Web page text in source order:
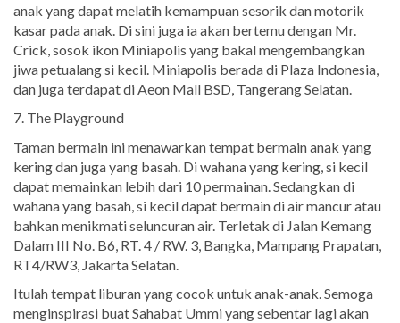
anak yang dapat melatih kemampuan sesorik dan motorik
kasar pada anak. Di sini juga ia akan bertemu dengan Mr.
Crick, sosok ikon Miniapolis yang bakal mengembangkan
jiwa petualang si kecil. Miniapolis berada di Plaza Indonesia,
dan juga terdapat di Aeon Mall BSD, Tangerang Selatan.
7. The Playground
Taman bermain ini menawarkan tempat bermain anak yang
kering dan juga yang basah. Di wahana yang kering, si kecil
dapat memainkan lebih dari 10 permainan. Sedangkan di
wahana yang basah, si kecil dapat bermain di air mancur atau
bahkan menikmati seluncuran air. Terletak di Jalan Kemang
Dalam III No. B6, RT. 4 / RW. 3, Bangka, Mampang Prapatan,
RT4/RW3, Jakarta Selatan.
Itulah tempat liburan yang cocok untuk anak-anak. Semoga
menginspirasi buat Sahabat Ummi yang sebentar lagi akan